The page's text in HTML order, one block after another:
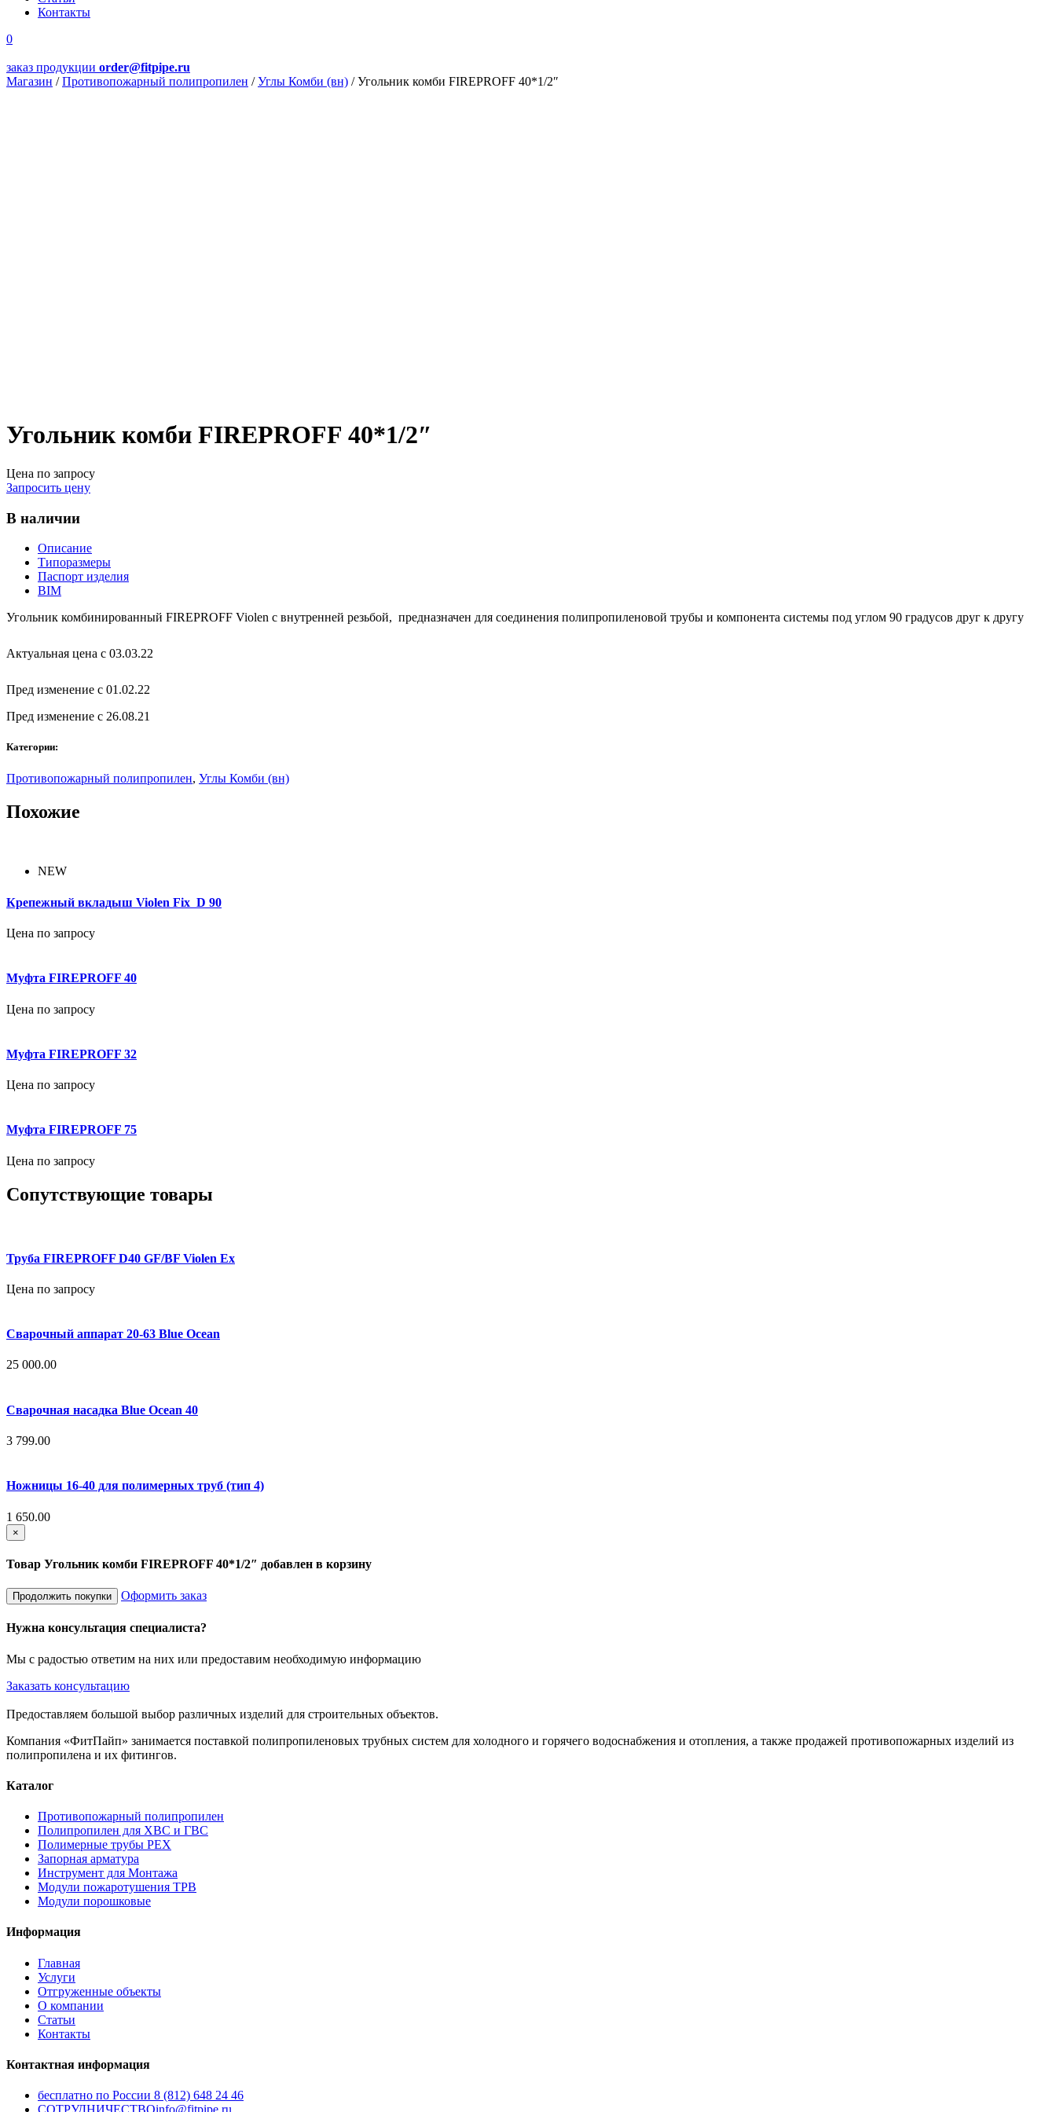
Контакты
0
заказ продукции order@fitpipe.ru
Магазин /Противопожарный полипропилен /Углы Комби (вн) /Угольник комби FIREPROFF 40*1/2″
Угольник комби FIREPROFF 40*1/2″
Цена по запросу
Запросить цену
В наличии
Описание
Типоразмеры
Паспорт изделия
BIM
Угольник комбинированный FIREPROFF Violen с внутренней резьбой, предназначен для соединения полипропиленовой трубы и компонента системы под углом 90 градусов друг к другу
Актуальная цена с 03.03.22
Пред изменение с 01.02.22
Пред изменение с 26.08.21
Категории:
Противопожарный полипропилен, Углы Комби (вн)
Похожие
NEW
Крепежный вкладыш Violen Fix D 90
Цена по запросу
Муфта FIREPROFF 40
Цена по запросу
Муфта FIREPROFF 32
Цена по запросу
Муфта FIREPROFF 75
Цена по запросу
Сопутствующие товары
Труба FIREPROFF D40 GF/BF Violen Ex
Цена по запросу
Сварочный аппарат 20-63 Blue Ocean
25 000.00
Сварочная насадка Blue Ocean 40
3 799.00
Ножницы 16-40 для полимерных труб (тип 4)
1 650.00
×
Товар Угольник комби FIREPROFF 40*1/2″ добавлен в корзину
Продолжить покупки Оформить заказ
Нужна консультация специалиста?
Мы с радостью ответим на них или предоставим необходимую информацию
Заказать консультацию
Предоставляем большой выбор различных изделий для строительных объектов.
Компания «ФитПайп» занимается поставкой полипропиленовых трубных систем для холодного и горячего водоснабжения и отопления, а также продажей противопожарных изделий из
полипропилена и их фитингов.
Каталог
Противопожарный полипропилен
Полипропилен для ХВС и ГВС
Полимерные трубы PEX
Запорная арматура
Инструмент для Монтажа
Модули пожаротушения ТРВ
Модули порошковые
Информация
Главная
Услуги
Отгруженные объекты
О компании
Статьи
Контакты
Контактная информация
бесплатно по России 8 (812) 648 24 46